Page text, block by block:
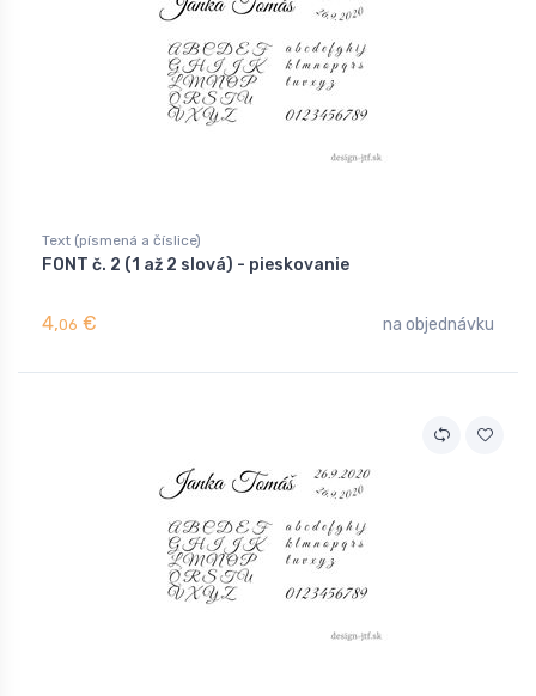
Text (písmená a číslice)
FONT č. 2 (1 až 2 slová) - pieskovanie
4,06 € na objednávku